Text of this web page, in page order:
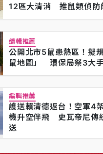
12區大清消 推鼠類偵
編輯推薦
公開北市5鼠患熱區！擬
鼠地圖」 環保局祭3大
編輯推薦
護送賴清德返台！空軍4
機升空伴飛 史瓦帝尼傳
送